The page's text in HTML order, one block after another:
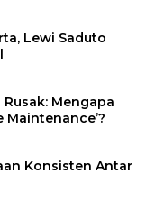
Lewi Saduto
Mengapa
Konsisten Antar